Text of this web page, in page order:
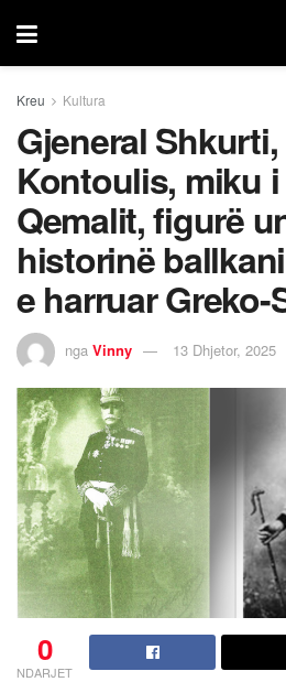
Kreu Kultura
Gjeneral
Kontoulis, miku
Qemalit, figurë
historinë
e harruar Greko-
nga Vinny 13 Dhjetor, 2025
0
NDARJET